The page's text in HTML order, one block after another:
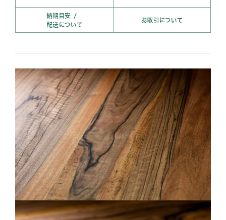
納期目安 /
配送について
お取引について